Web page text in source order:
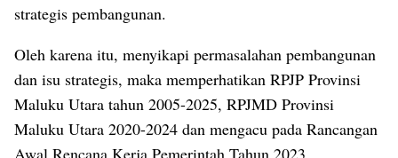
strategis pembangunan.
Oleh karena itu, menyikapi permasalahan pembangunan
dan isu strategis, maka memperhatikan RPJP Provinsi
Maluku Utara tahun 2005-2025, RPJMD Provinsi
Maluku Utara 2020-2024 dan mengacu pada Rancangan
Awal Rencana Kerja Pemerintah Tahun 2023.